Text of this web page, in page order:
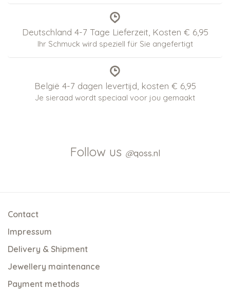
Deutschland 4-7 Tage Lieferzeit, Kosten € 6,95
Ihr Schmuck wird speziell für Sie angefertigt
België 4-7 dagen levertijd, kosten € 6,95
Je sieraad wordt speciaal voor jou gemaakt
Follow us @qoss.nl
Contact
Impressum
Delivery & Shipment
Jewellery maintenance
Payment methods